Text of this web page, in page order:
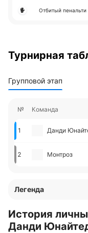
Отбитый пенальти
Турнирная
Групповой этап
№ Команда
1 Данди
2 Монтроз
Легенда
История
Данди